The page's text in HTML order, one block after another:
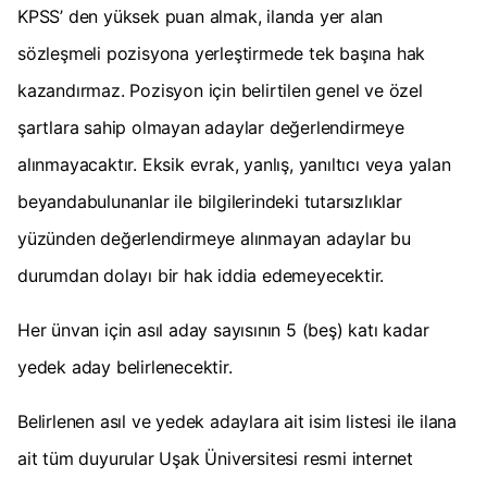
KPSS’ den yüksek puan almak, ilanda yer alan
sözleşmeli pozisyona yerleştirmede tek başına hak
kazandırmaz. Pozisyon için belirtilen genel ve özel
şartlara sahip olmayan adaylar değerlendirmeye
alınmayacaktır. Eksik evrak, yanlış, yanıltıcı veya yalan
beyandabulunanlar ile bilgilerindeki tutarsızlıklar
yüzünden değerlendirmeye alınmayan adaylar bu
durumdan dolayı bir hak iddia edemeyecektir.
Her ünvan için asıl aday sayısının 5 (beş) katı kadar
yedek aday belirlenecektir.
Belirlenen asıl ve yedek adaylara ait isim listesi ile ilana
ait tüm duyurular Uşak Üniversitesi resmi internet